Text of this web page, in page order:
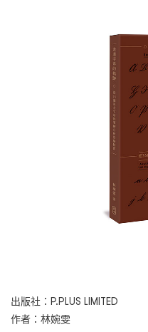
出版社：P.PLUS LIMITED
作者：林婉雯